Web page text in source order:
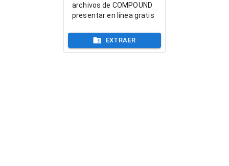
archivos de COMPOUND
presentar en línea gratis
EXTRAER